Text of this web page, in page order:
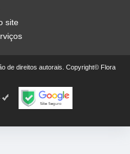
site
de direitos autorais. Copyright© Flora